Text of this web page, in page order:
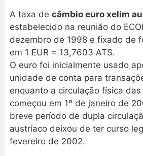
A taxa de câmbio euro xelim
estabelecido na reunião do
dezembro de 1998 e fixado de
em 1 EUR = 13,7603 ATS.
O euro foi inicialmente usado
unidade de conta para
enquanto a circulação física
começou em 1º de janeiro de
breve período de dupla
austríaco deixou de ter curso
fevereiro de 2002.